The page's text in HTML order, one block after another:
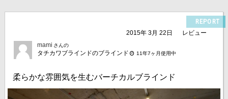
REPORT
2015年 3月 22日
レビュー
mami さんの
タチカワブラインドのブラインド 11年7ヶ月使用中
柔らかな雰囲気を生むバーチカルブラインド